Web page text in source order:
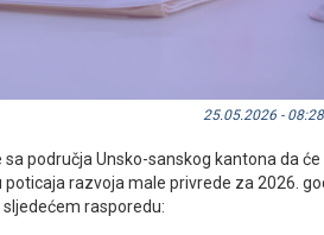
25.05.2026 -
područja Unsko-sanskog kantona da će
razvoja male privrede za 2026.
rasporedu: